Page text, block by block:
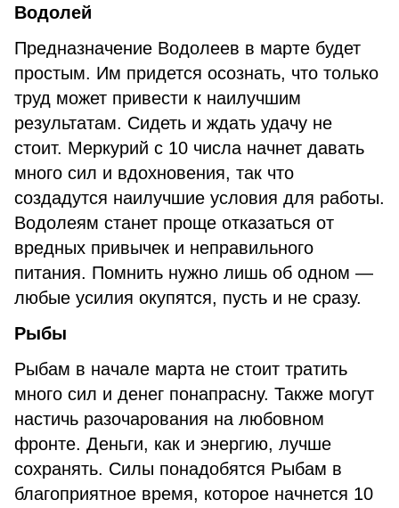
Водолей
Предназначение Водолеев в марте будет
простым. Им придется осознать, что только
труд может привести к наилучшим
результатам. Сидеть и ждать удачу не
стоит. Меркурий с 10 числа начнет давать
много сил и вдохновения, так что
создадутся наилучшие условия для работы.
Водолеям станет проще отказаться от
вредных привычек и неправильного
питания. Помнить нужно лишь об одном —
любые усилия окупятся, пусть и не сразу.
Рыбы
Рыбам в начале марта не стоит тратить
много сил и денег понапрасну. Также могут
настичь разочарования на любовном
фронте. Деньги, как и энергию, лучше
сохранять. Силы понадобятся Рыбам в
благоприятное время, которое начнется 10